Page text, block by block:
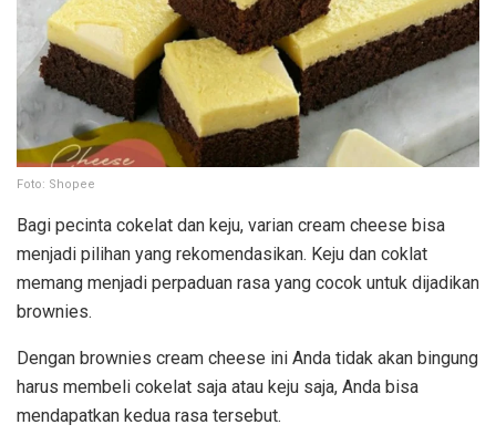
Foto: Shopee
Bagi pecinta cokelat dan keju, varian cream cheese bisa
menjadi pilihan yang rekomendasikan. Keju dan coklat
memang menjadi perpaduan rasa yang cocok untuk dijadikan
brownies.
Dengan brownies cream cheese ini Anda tidak akan bingung
harus membeli cokelat saja atau keju saja, Anda bisa
mendapatkan kedua rasa tersebut.